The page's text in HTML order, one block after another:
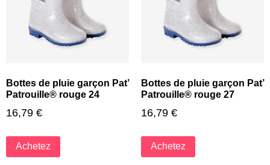
Bottes de pluie garçon Pat’
Patrouille® rouge 24
16,79 €
Achetez
Bottes de pluie garçon Pat’
Patrouille® rouge 27
16,79 €
Achetez